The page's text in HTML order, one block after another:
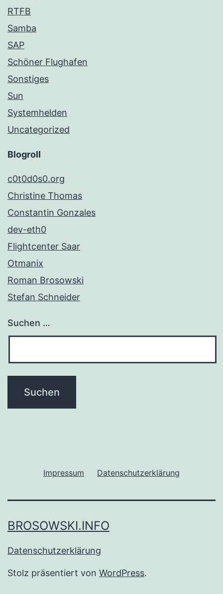
RTFB
Samba
SAP
Schöner Flughafen
Sonstiges
Sun
Systemhelden
Uncategorized
Blogroll
c0t0d0s0.org
Christine Thomas
Constantin Gonzales
dev-eth0
Flightcenter Saar
Otmanix
Roman Brosowski
Stefan Schneider
Suchen …
Impressum Datenschutzerklärung
BROSOWSKI.INFO
Datenschutzerklärung
Stolz präsentiert von WordPress.